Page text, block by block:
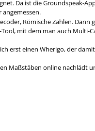
Da ist die Groundspeak-
angemessen.
Römische Zahlen. Dann
mit dem man auch Multi-
erst einen Wherigo, der
Maßstäben online nachlädt